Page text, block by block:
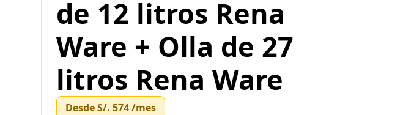
de 12 litros Rena
Ware + Olla de 27
litros Rena Ware
DesdeS/. 574/mes